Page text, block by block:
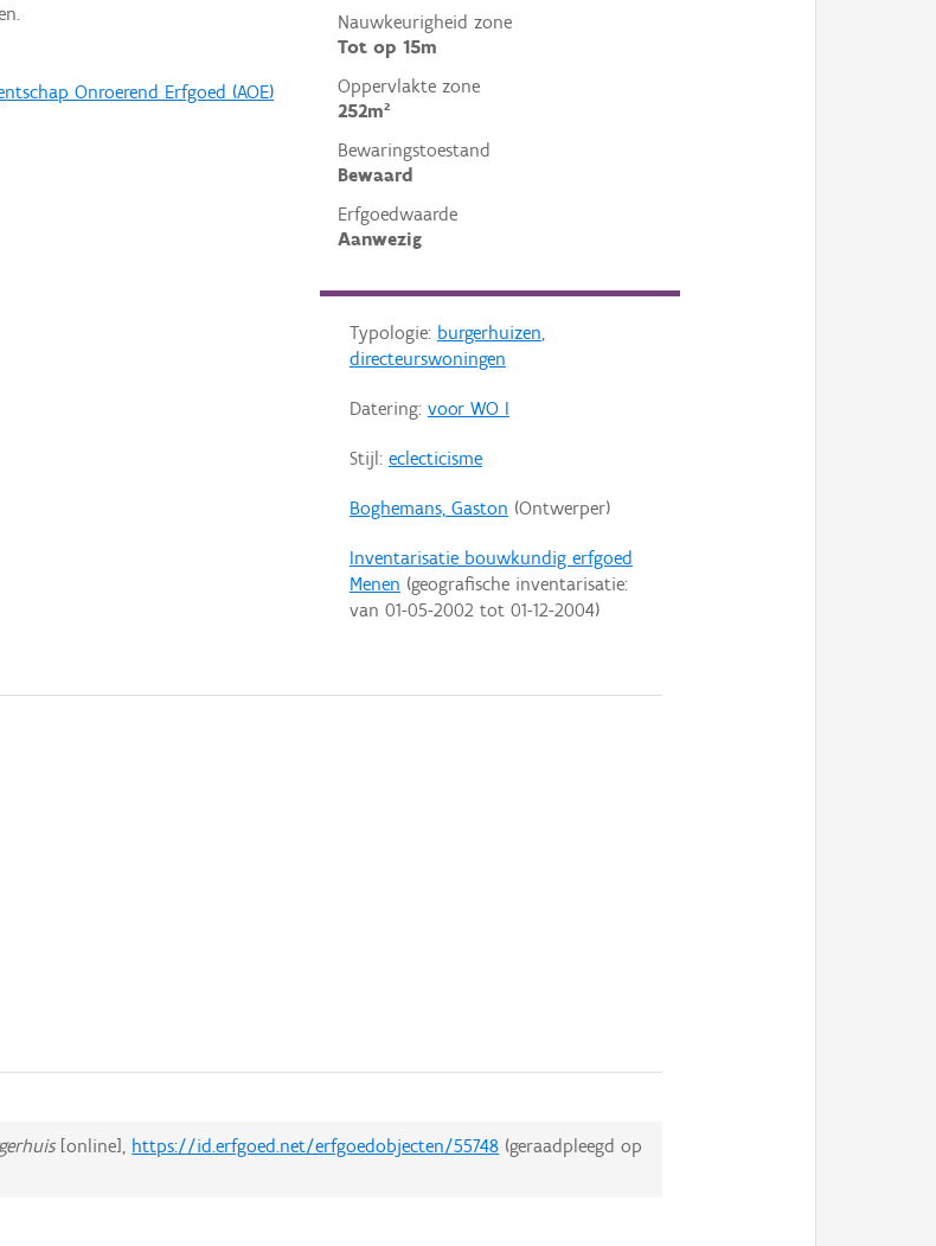
Nauwkeurigheid zone
Tot op 15m
Oppervlakte zone
252m²
Bewaringstoestand
Bewaard
Erfgoedwaarde
Aanwezig
Typologie: burgerhuizen,
directeurswoningen
Datering: voor WO I
Stijl: eclecticisme
Boghemans, Gaston (Ontwerper)
Inventarisatie bouwkundig erfgoed
Menen (geografische inventarisatie:
van 01-05-2002tot 01-12-2004)
Onroerend Erfgoed (AOE)
[online], https://id.erfgoed.net/erfgoedobjecten/55748 (geraadpleegd op